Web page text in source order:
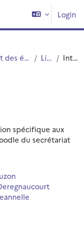
Login
Département des études anglophones - Angellier Licence 2 Introduzione
spécifique aux
du secrétariat